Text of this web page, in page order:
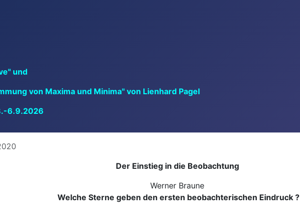
und
von Maxima und Minima" von Lienhard Pagel
6.9.2026
Der Einstieg in die Beobachtung
Werner Braune
Welche Sterne geben den ersten beobachterischen Eindruck ?